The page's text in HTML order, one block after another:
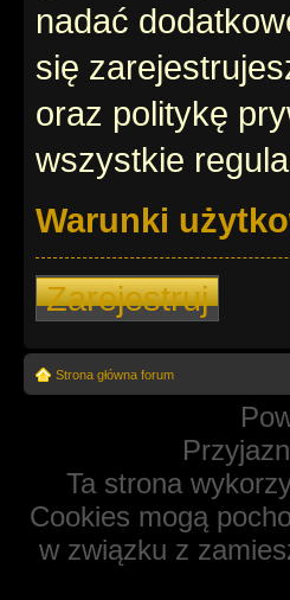
nadać
się
oraz politykę
wszystkie
Warunki
Zarejestruj
Strona główna forum
Ta strona
Cookies mogą
w związku z